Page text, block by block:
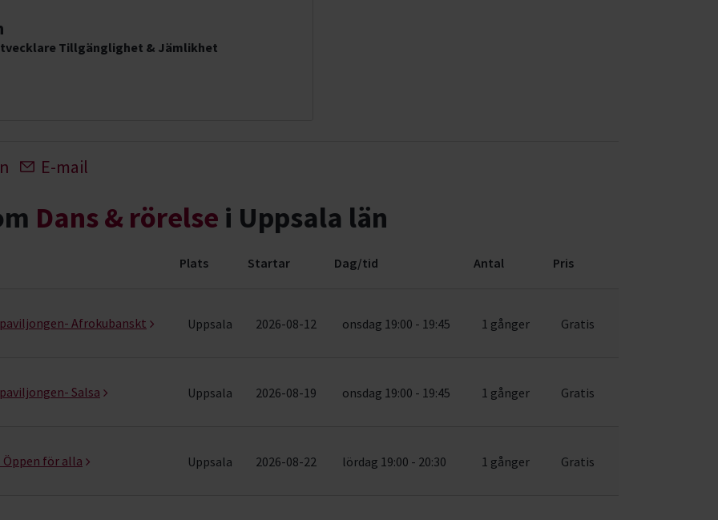
Tillgänglighet & Jämlikhet
E-mail
Dans & rörelse i Uppsala län
Plats Startar Dag/tid Antal Pris
Afrokubanskt Uppsala 2026-08-12 onsdag 19:00 - 19:45 1 gånger Gratis
Salsa Uppsala 2026-08-19 onsdag 19:00 - 19:45 1 gånger Gratis
Öppen för alla Uppsala 2026-08-22 lördag 19:00 - 20:30 1 gånger Gratis